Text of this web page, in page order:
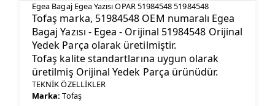
Egea Bagaj Egea Yazısı OPAR 51984548 51984548
Tofaş marka, 51984548 OEM numaralı Egea
Bagaj Yazısı - Egea - Orijinal 51984548 Orijinal
Yedek Parça olarak üretilmiştir.
Tofaş kalite standartlarına uygun olarak
üretilmiş Orijinal Yedek Parça ürünüdür.
TEKNİK ÖZELLİKLER
Marka: Tofaş